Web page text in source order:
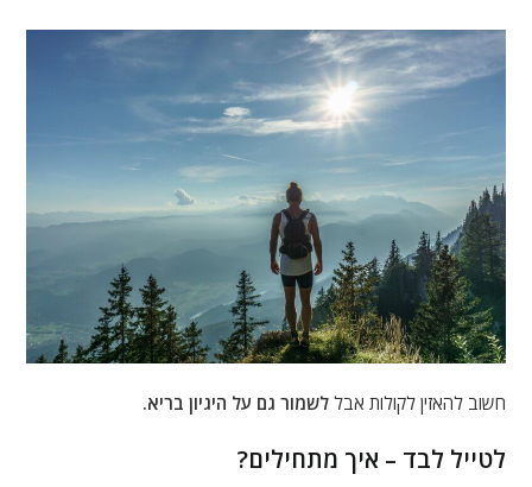
חשוב להאזין לקולות אבללשמור גם על היגיון בריא.
לטייל לבד – איך מתחילים?